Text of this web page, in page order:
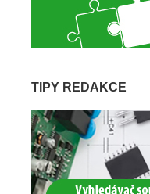
TIPY REDAKCE